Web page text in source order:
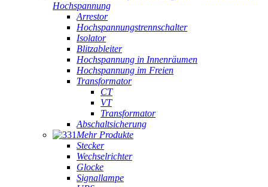
Hochspannung
Arrestor
Hochspannungstrennschalter
Isolator
Blitzableiter
Hochspannung in Innenräumen
Hochspannung im Freien
Transformator
CT
VT
Transformator
Abschaltsicherung
Mehr Produkte
Stecker
Wechselrichter
Glocke
Signallampe